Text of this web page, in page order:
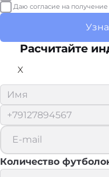
Даю согласие на получение
Расчитайте
X
Количество